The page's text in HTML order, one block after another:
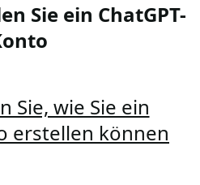
Sie ein ChatGPT-
Sie, wie Sie ein
erstellen können